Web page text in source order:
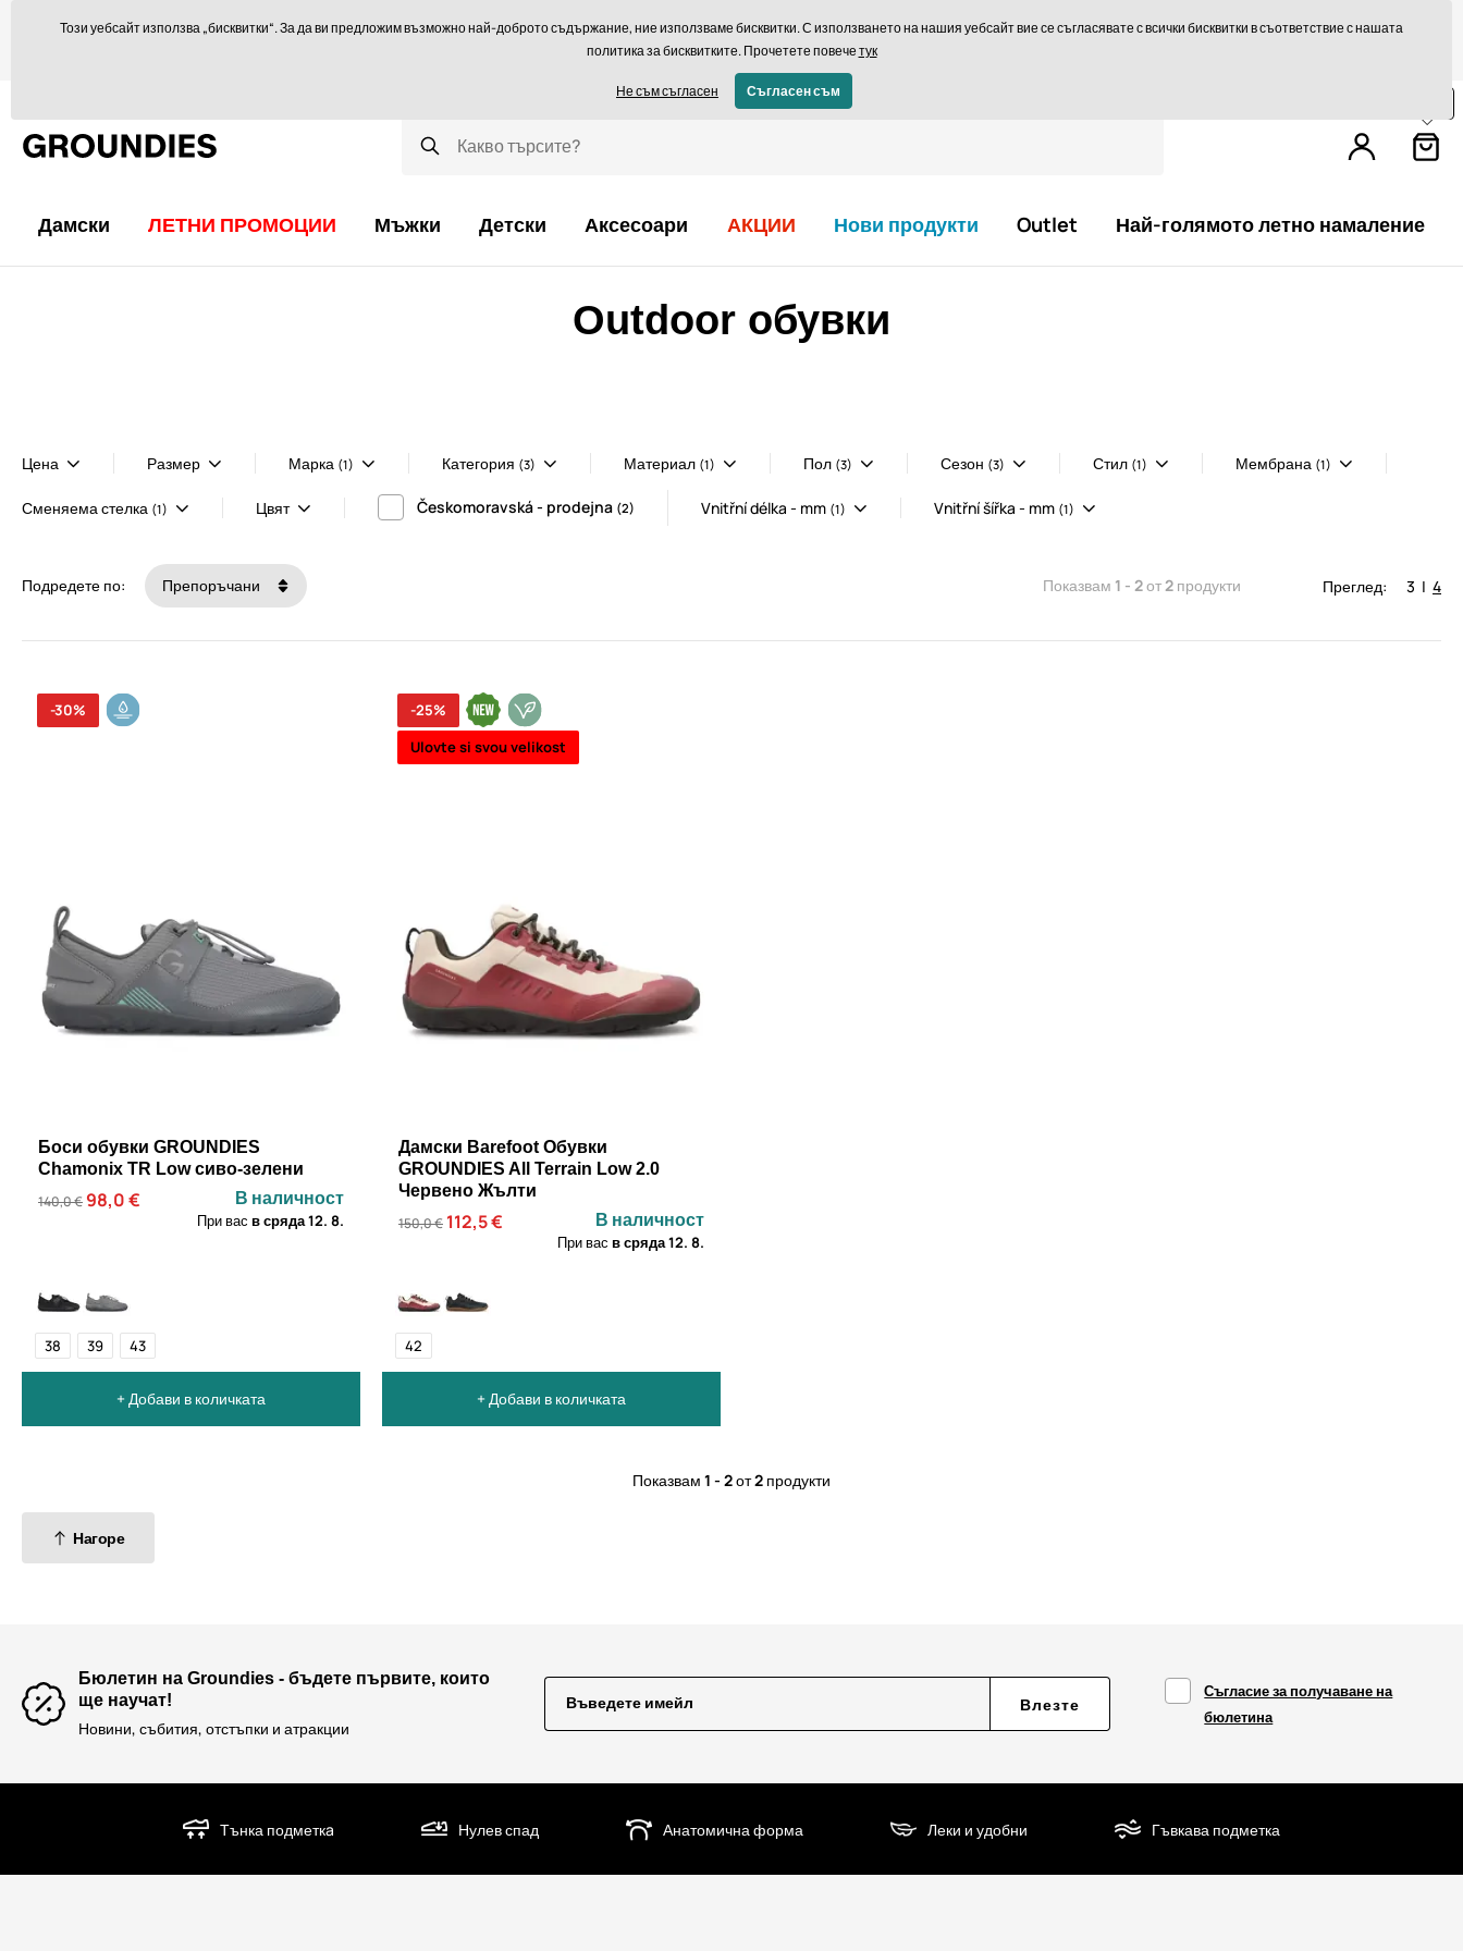
Ще се радваме да ви посъветваме тукorders@groundies.cz Връщане в рамките на 14 дни
Бърза доставка над 293,75 лв БЕЗПЛАТНО
Дамски ЛЕТНИ ПРОМОЦИИ Мъжки Детски Аксесоари АКЦИИ Нови продукти Outlet Най-голямото летно намаление
Outdoor обувки
Цена Размер Марка (1) Категория (3) Материал (1) Пол (3) Сезон (3) Стил (1) Мембрана (1)
Сменяема стелка (1) Цвят Českomoravská - prodejna (2) Vnitřní délka - mm (1) Vnitřní šířka - mm (1)
Подредете по: Препоръчани Показвам 1 - 2от2 продукти Преглед: 3 | 4
-30%
Боси обувки GROUNDIES
Chamonix TR Low сиво-зелени
140,0 € 98,0 € В наличност
При вас в сряда12. 8.
38 39 43
+ Добави в количката
-25%
Ulovte si svou velikost
Дамски Barefoot Обувки
GROUNDIES All Terrain Low 2.0
Червено Жълти
150,0 € 112,5 € В наличност
При вас в сряда12. 8.
42
+ Добави в количката
Нагоре
Показвам 1 - 2от2 продукти
Бюлетин на Groundies - бъдете първите, които
ще научат!
Новини, събития, отстъпки и атракции
Въведете имейл Влезте
Съгласие за получаване на
бюлетина
Тънка подметкa Нулев спад Анатомична форма Леки и удобни Гъвкава подметка
Този уебсайт използва „бисквитки“. За да ви предложим възможно най-доброто съдържание, ние използваме бисквитки. С използването на нашия уебсайт вие се съгласявате с всички бисквитки в съответствие с нашата
политика за бисквитките. Прочетете повечетук
Не съм съгласен Съгласен съм